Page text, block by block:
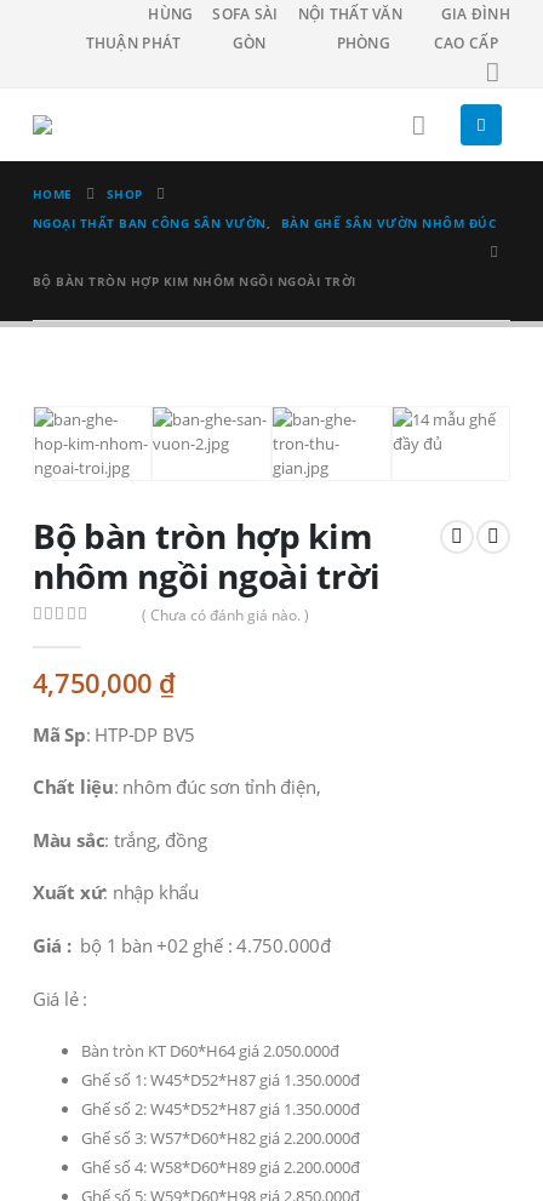
HÙNG
THUẬN PHÁT
SOFA SÀI
GÒN
NỘI THẤT VĂN
PHÒNG
GIA ĐÌNH
CAO CẤP
HOME
SHOP
NGOẠI THẤT BAN CÔNG SÂN VƯỜN, BÀN GHẾ SÂN VƯỜN NHÔM ĐÚC
BỘ BÀN TRÒN HỢP KIM NHÔM NGỒI NGOÀI TRỜI
Bộ bàn tròn hợp kim
nhôm ngồi ngoài trời
( Chưa có đánh giá nào. )
4,750,000 ₫
Mã Sp: HTP-DP BV5
Chất liệu: nhôm đúc sơn tỉnh điện,
Màu sắc: trắng, đồng
Xuất xứ: nhập khẩu
Giá : bộ 1 bàn +02 ghế : 4.750.000đ
Giá lẻ :
Bàn tròn KT D60*H64 giá 2.050.000đ
Ghế số 1: W45*D52*H87 giá 1.350.000đ
Ghế số 2: W45*D52*H87 giá 1.350.000đ
Ghế số 3: W57*D60*H82 giá 2.200.000đ
Ghế số 4: W58*D60*H89 giá 2.200.000đ
Ghế số 5: W59*D60*H98 giá 2.850.000đ